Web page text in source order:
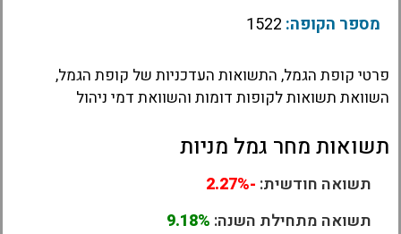
מספר הקופה:
פרטי קופת הגמל, התשואות העדכניות של קופת הגמל,
השוואת תשואות לקופות דומות והשוואת דמי ניהול
תשואות מחר גמל מניות
תשואה חודשית: -2.27%
תשואה מתחילת השנה: 9.18%